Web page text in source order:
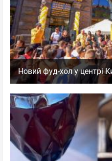
Новий фуд-хол у центрі